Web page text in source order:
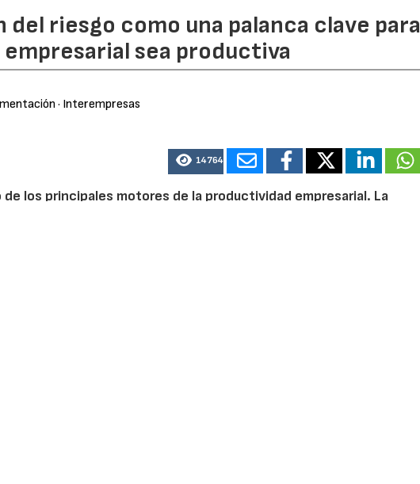
del riesgo como una palanca clave para
sea productiva
· Interempresas
14764
los principales motores de la productividad empresarial. La